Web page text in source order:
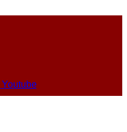
Youtube